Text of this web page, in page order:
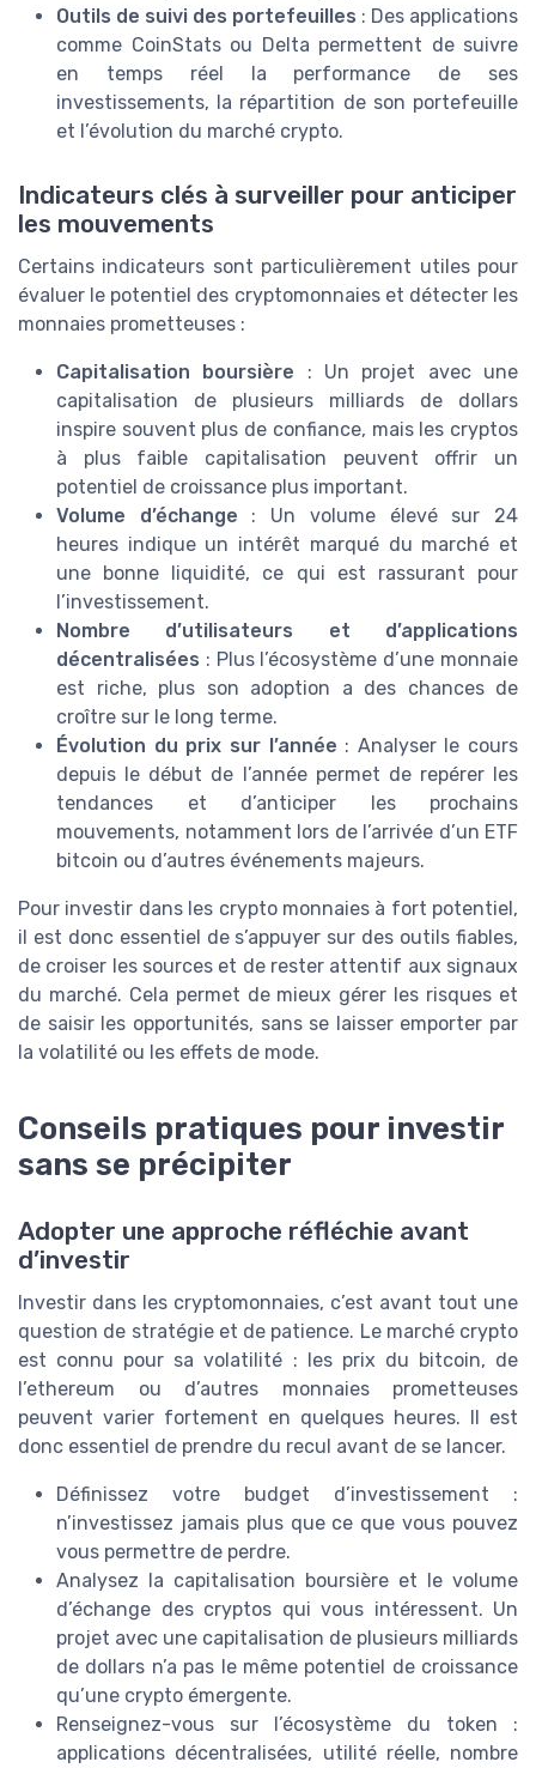
Outils de suivi des portefeuilles : Des applications
comme CoinStats ou Delta permettent de suivre
en temps réel la performance de ses
investissements, la répartition de son portefeuille
et l’évolution du marché crypto.
Indicateurs clés à surveiller pour anticiper
les mouvements
Certains indicateurs sont particulièrement utiles pour
évaluer le potentiel des cryptomonnaies et détecter les
monnaies prometteuses :
Capitalisation boursière : Un projet avec une
capitalisation de plusieurs milliards de dollars
inspire souvent plus de confiance, mais les cryptos
à plus faible capitalisation peuvent offrir un
potentiel de croissance plus important.
Volume d’échange : Un volume élevé sur 24
heures indique un intérêt marqué du marché et
une bonne liquidité, ce qui est rassurant pour
l’investissement.
Nombre d’utilisateurs et d’applications
décentralisées : Plus l’écosystème d’une monnaie
est riche, plus son adoption a des chances de
croître sur le long terme.
Évolution du prix sur l’année : Analyser le cours
depuis le début de l’année permet de repérer les
tendances et d’anticiper les prochains
mouvements, notamment lors de l’arrivée d’un ETF
bitcoin ou d’autres événements majeurs.
Pour investir dans les crypto monnaies à fort potentiel,
il est donc essentiel de s’appuyer sur des outils fiables,
de croiser les sources et de rester attentif aux signaux
du marché. Cela permet de mieux gérer les risques et
de saisir les opportunités, sans se laisser emporter par
la volatilité ou les effets de mode.
Conseils pratiques pour investir
sans se précipiter
Adopter une approche réfléchie avant
d’investir
Investir dans les cryptomonnaies, c’est avant tout une
question de stratégie et de patience. Le marché crypto
est connu pour sa volatilité : les prix du bitcoin, de
l’ethereum ou d’autres monnaies prometteuses
peuvent varier fortement en quelques heures. Il est
donc essentiel de prendre du recul avant de se lancer.
Définissez votre budget d’investissement :
n’investissez jamais plus que ce que vous pouvez
vous permettre de perdre.
Analysez la capitalisation boursière et le volume
d’échange des cryptos qui vous intéressent. Un
projet avec une capitalisation de plusieurs milliards
de dollars n’a pas le même potentiel de croissance
qu’une crypto émergente.
Renseignez-vous sur l’écosystème du token :
applications décentralisées, utilité réelle, nombre